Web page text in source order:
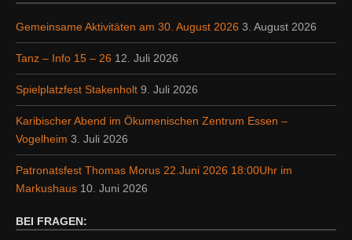
Gemeinsame Aktivitäten am 30. August 2026 3. August 2026
Tanz – Info 15 – 26 12. Juli 2026
Spielplatzfest Stakenholt 9. Juli 2026
Karibischer Abend im Ökumenischen Zentrum Essen –
Vogelheim 3. Juli 2026
Patronatsfest Thomas Morus 22.Juni 2026 18:00Uhr im
Markushaus 10. Juni 2026
BEI FRAGEN: